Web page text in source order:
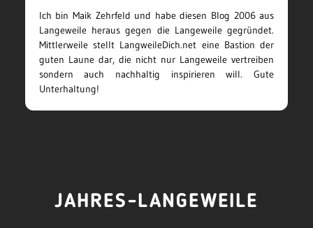
Ich bin Maik Zehrfeld und habe diesen Blog 2006 aus
Langeweile heraus gegen die Langeweile gegründet.
Mittlerweile stellt LangweileDich.net eine Bastion der
guten Laune dar, die nicht nur Langeweile vertreiben
sondern auch nachhaltig inspirieren will. Gute
Unterhaltung!
JAHRES-LANGEWEILE